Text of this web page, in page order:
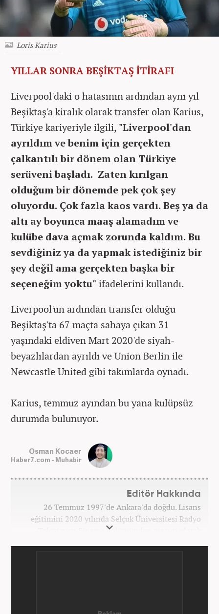
Loris Karius
YILLAR SONRA BEŞİKTAŞ İTİRAFI
Liverpool'daki o hatasının ardından aynı yıl
Beşiktaş'a kiralık olarak transfer olan Karius,
Türkiye kariyeriyle ilgili, "Liverpool'dan
ayrıldım ve benim için gerçekten
çalkantılı bir dönem olan Türkiye
serüveni başladı. Zaten kırılgan
olduğum bir dönemde pek çok şey
oluyordu. Çok fazla kaos vardı. Beş ya da
altı ay boyunca maaş alamadım ve
kulübe dava açmak zorunda kaldım. Bu
sevdiğiniz ya da yapmak istediğiniz bir
şey değil ama gerçekten başka bir
seçeneğim yoktu" ifadelerini kullandı.
Liverpool'un ardından transfer olduğu
Beşiktaş'ta 67 maçta sahaya çıkan 31
yaşındaki eldiven Mart 2020'de siyah-
beyazlılardan ayrıldı ve Union Berlin ile
Newcastle United gibi takımlarda oynadı.
Karius, temmuz ayından bu yana kulüpsüz
durumda bulunuyor.
Osman Kocaer
Haber7.com - Muhabir
Editör Hakkında
26 Temmuz 1997'de Ankara'da doğdu. Lisans
eğitimini 2020 yılında Selçuk Üniversitesi Radyo
Televizyon Sinema bölümünden mezun olarak